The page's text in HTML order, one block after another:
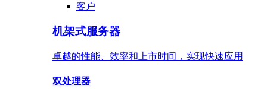
客户
机架式服务器
卓越的性能、效率和上市时间，实现快速应用
双处理器